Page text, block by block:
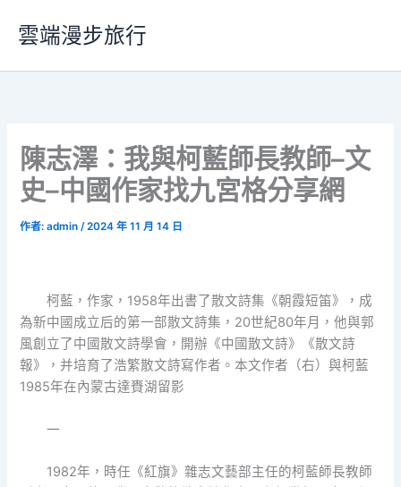
要
雲端漫步旅行
陳志澤：我與柯藍師長教師–文
史–中國作家找九宮格分享網
作者:admin/2024 年 11 月 14 日
柯藍，作家，1958年出書了散文詩集《朝霞短笛》，成
為新中國成立后的第一部散文詩集，20世紀80年月，他與郭
風創立了中國散文詩學會，開辦《中國散文詩》《散文詩
報》，并培育了浩繁散文詩寫作者。本文作者（右）與柯藍
1985年在內蒙古達賚湖留影
一
1982年，時任《紅旗》雜志文藝部主任的柯藍師長教師